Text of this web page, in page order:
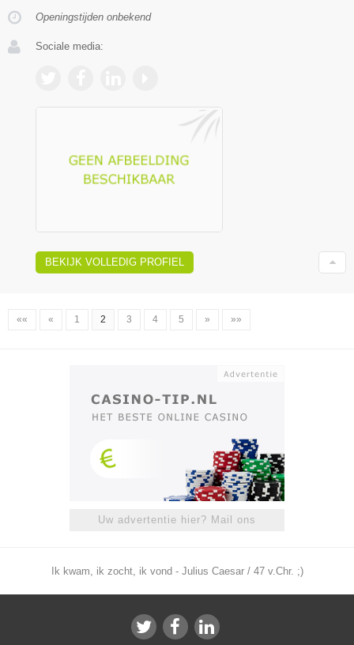
Openingstijden onbekend
Sociale media:
BEKIJK VOLLEDIG PROFIEL
«« « 1 2 3 4 5 » »»
Uw advertentie hier? Mail ons
Ik kwam, ik zocht, ik vond - Julius Caesar / 47 v.Chr. ;)